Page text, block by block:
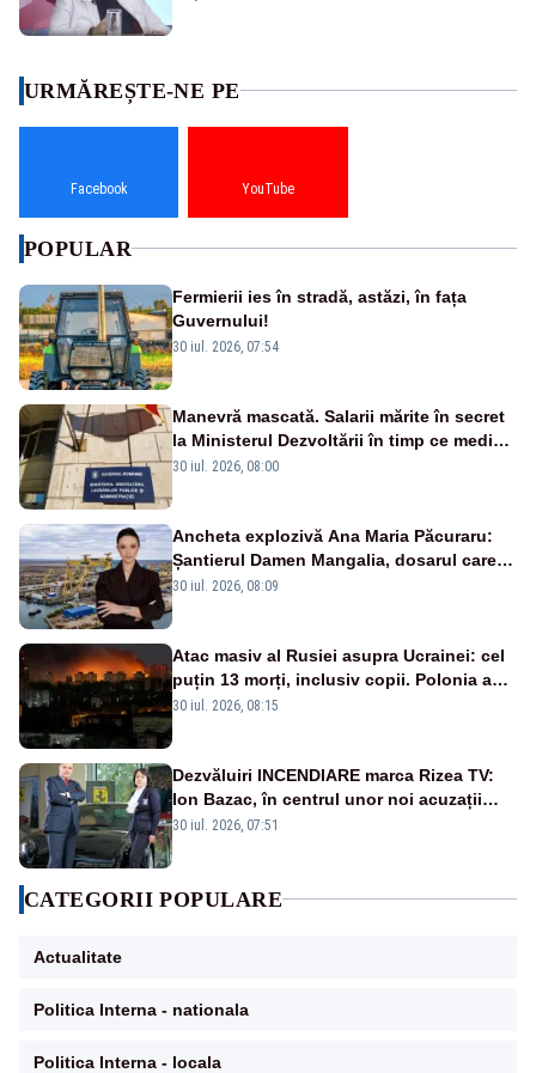
URMĂREȘTE-NE PE
Facebook YouTube
POPULAR
Fermierii ies în stradă, astăzi, în fața
Guvernului!
30 iul. 2026, 07:54
Manevră mascată. Salarii mărite în secret
la Ministerul Dezvoltării în timp ce medicii
ies în stradă
30 iul. 2026, 08:00
Ancheta explozivă Ana Maria Păcuraru:
Șantierul Damen Mangalia, dosarul care
scufundă apărarea României
30 iul. 2026, 08:09
Atac masiv al Rusiei asupra Ucrainei: cel
puțin 13 morți, inclusiv copii. Polonia a
ridicat avioanele de vânătoare
30 iul. 2026, 08:15
Dezvăluiri INCENDIARE marca Rizea TV:
Ion Bazac, în centrul unor noi acuzații
publice
30 iul. 2026, 07:51
CATEGORII POPULARE
Actualitate
Politica Interna - nationala
Politica Interna - locala